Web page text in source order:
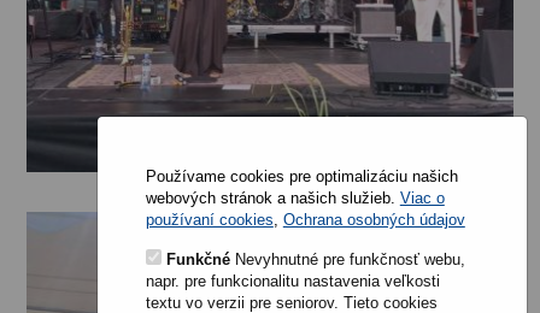
Používame cookies pre optimalizáciu našich
webových stránok a našich služieb. Viac o
používaní cookies Ochrana osobných údajov
FunkčnéNevyhnutné pre funkčnosť webu,
napr. pre funkcionalitu nastavenia veľkosti
textu vo verzii pre seniorov. Tieto cookies